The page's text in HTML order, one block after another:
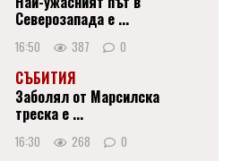
Северозапада е ...
16:50 387 0
СЪБИТИЯ
Заболял от Марсилска
треска е ...
16:30 268 0